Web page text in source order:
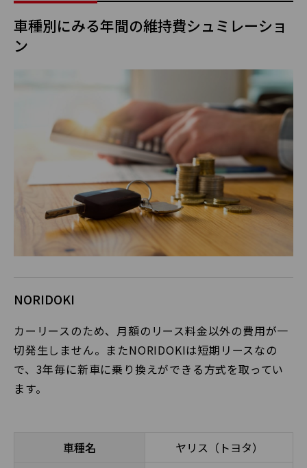
車種別にみる年間の維持費シュミレーショ
ン
NORIDOKI
カーリースのため、月額のリース料金以外の費用が一
切発生しません。またNORIDOKIは短期リースなの
で、3年毎に新車に乗り換えができる方式を取ってい
ます。
車種名
ヤリス（トヨタ）